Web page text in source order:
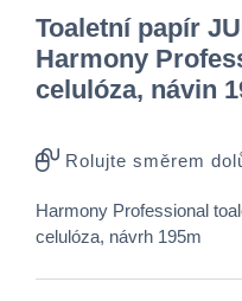
Toaletní papír
Harmony
celulóza, návin
Rolujte směrem
Harmony Professional
celulóza, návrh 195m